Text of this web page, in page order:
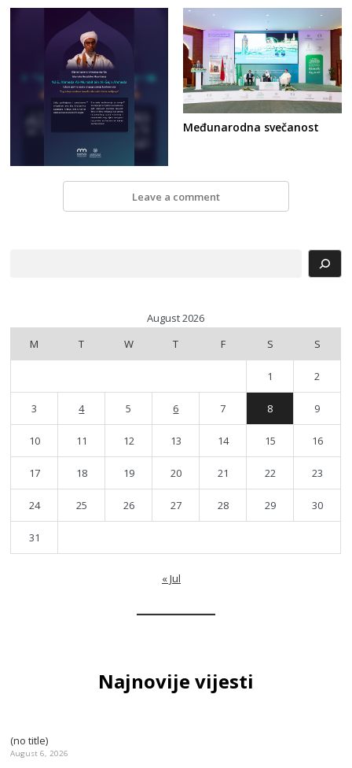
Međunarodna svečanost
Leave a comment
August 2026
M
T W T F S S
1 2
3 4 5 6 7 8 9
10 11 12 13 14 15 16
17 18 19 20 21 22 23
24 25 26 27 28 29 30
31
« Jul
Najnovije vijesti
(no title)
August 6, 2026